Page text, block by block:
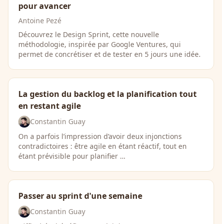
pour avancer
Antoine Pezé
Découvrez le Design Sprint, cette nouvelle
méthodologie, inspirée par Google Ventures, qui
permet de concrétiser et de tester en 5 jours une idée.
La gestion du backlog et la planification tout
en restant agile
Constantin Guay
On a parfois l’impression d’avoir deux injonctions
contradictoires : être agile en étant réactif, tout en
étant prévisible pour planifier …
Passer au sprint d'une semaine
Constantin Guay